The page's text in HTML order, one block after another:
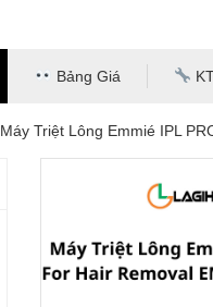
Bảng Giá
Máy Triệt Lông Emmié IPL